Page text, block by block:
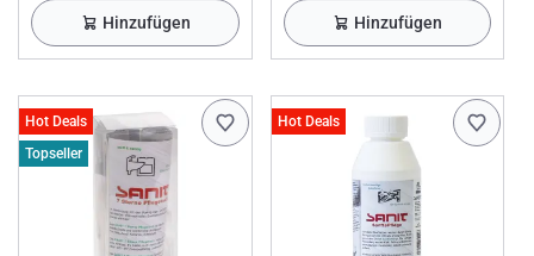
Hinzufügen Hinzufügen
Hot Deals
Topseller
Hot Deals